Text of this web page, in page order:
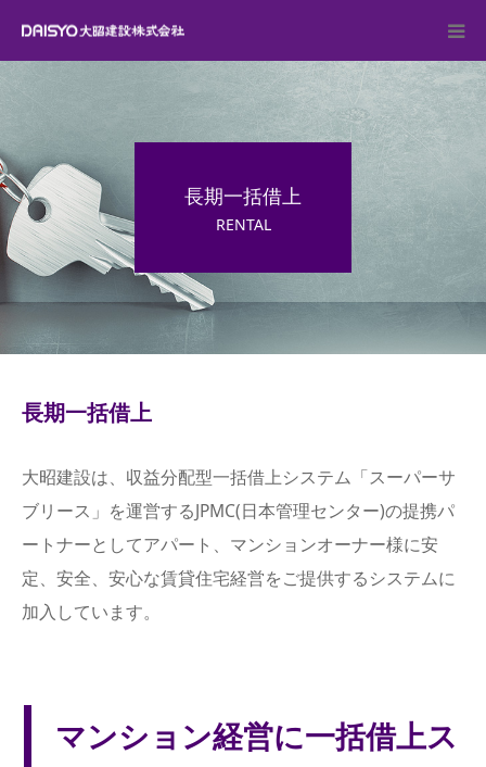
長期一括借上
RENTAL
長期一括借上
大昭建設は、収益分配型一括借上システム「スーパーサ
ブリース」を運営するJPMC(日本管理センター)の提携パ
ートナーとしてアパート、マンションオーナー様に安
定、安全、安心な賃貸住宅経営をご提供するシステムに
加入しています。
マンション経営に一括借上ス
長期一括借上
会社案内
求人情報
お問い合わせ